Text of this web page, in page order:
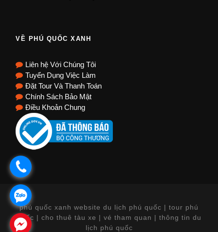
VỀ PHÚ QUỐC XANH
Liên hệ Với Chúng Tôi
Tuyển Dụng Việc Làm
Đặt Tour Và Thanh Toán
Chính Sách Bảo Mật
Điều Khoản Chung
phú quốc xanh website du lịch phú quốc | tour phú
quốc | cho thuê tàu xe | vé tham quan | thông tin du
lịch phú quốc
.
.
.